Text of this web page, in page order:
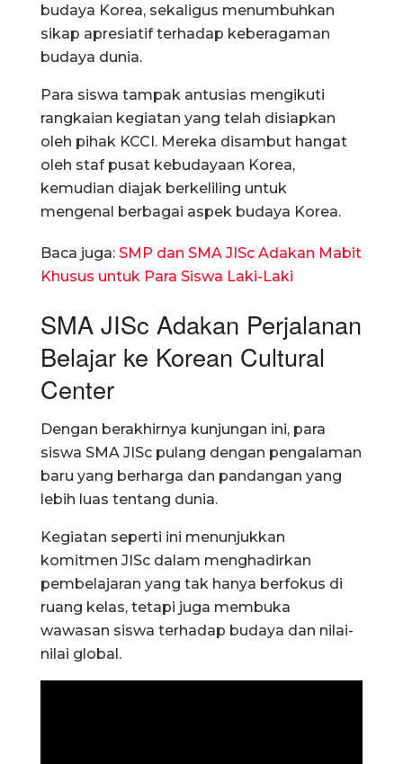
budaya Korea, sekaligus menumbuhkan
sikap apresiatif terhadap keberagaman
budaya dunia.
Para siswa tampak antusias mengikuti
rangkaian kegiatan yang telah disiapkan
oleh pihak KCCI. Mereka disambut hangat
oleh staf pusat kebudayaan Korea,
kemudian diajak berkeliling untuk
mengenal berbagai aspek budaya Korea.
Baca juga: SMP dan SMA JISc Adakan Mabit
Khusus untuk Para Siswa Laki-Laki
SMA JISc Adakan Perjalanan
Belajar ke Korean Cultural
Center
Dengan berakhirnya kunjungan ini, para
siswa SMA JISc pulang dengan pengalaman
baru yang berharga dan pandangan yang
lebih luas tentang dunia.
Kegiatan seperti ini menunjukkan
komitmen JISc dalam menghadirkan
pembelajaran yang tak hanya berfokus di
ruang kelas, tetapi juga membuka
wawasan siswa terhadap budaya dan nilai-
nilai global.